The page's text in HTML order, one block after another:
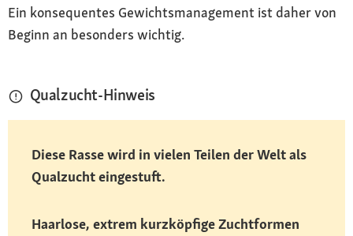
Ein konsequentes Gewichtsmanagement ist daher von
Beginn an besonders wichtig.
Qualzucht-Hinweis
Diese Rasse wird in vielen Teilen der Welt als
Qualzucht eingestuft.
Haarlose, extrem kurzköpfige Zuchtformen